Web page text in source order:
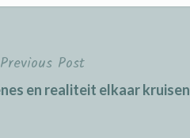
Previous Post
en realiteit elkaar kruisen